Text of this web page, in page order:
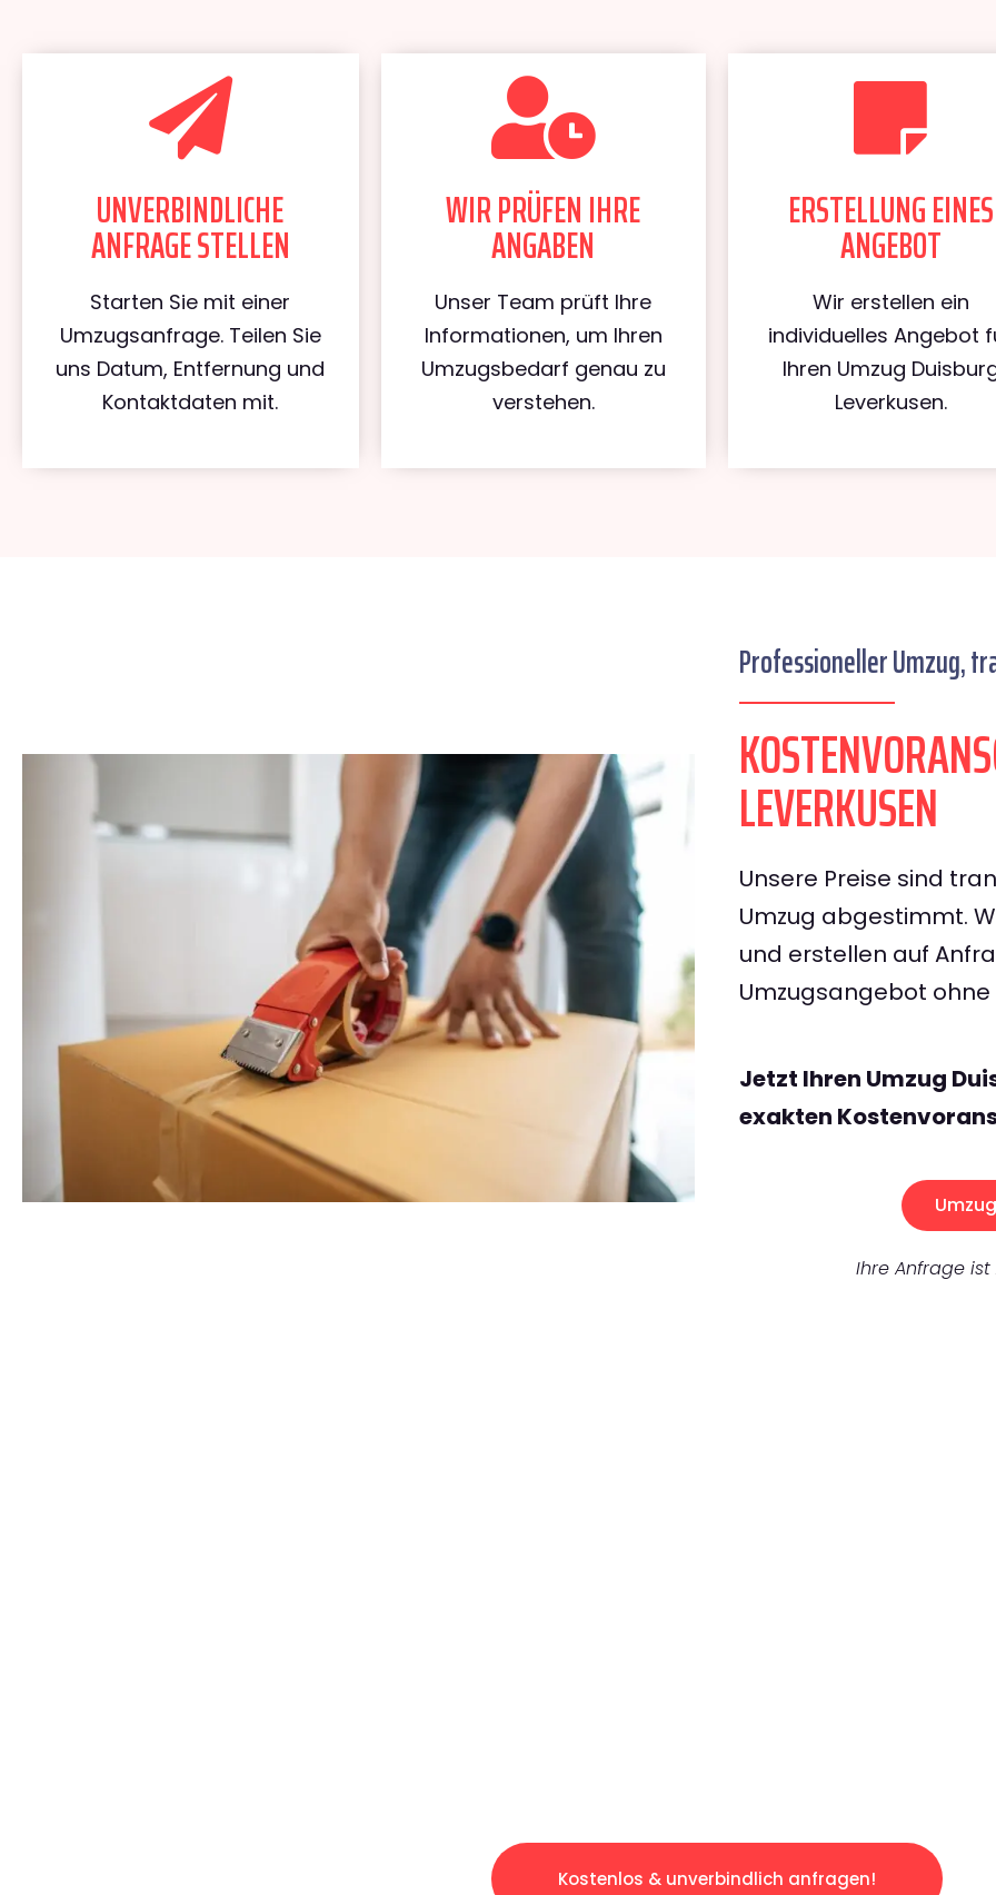
UNVERBINDLICHE
ANFRAGE STELLEN
Starten Sie mit einer
Umzugsanfrage. Teilen Sie
uns Datum, Entfernung und
Kontaktdaten mit.
WIR PRÜFEN IHRE
ANGABEN
Unser Team prüft Ihre
Informationen, um Ihren
Umzugsbedarf genau zu
verstehen.
ERSTELLUNG EINES
ANGEBOT
Wir erstellen ein
individuelles Angebot
Ihren Umzug
Leverkusen.
Professioneller Umzug,
LEVERKUSEN
Unsere Preise sind
Umzug abgestimmt.
und erstellen auf
Umzugsangebot
Jetzt Ihren Umzug
exakten
Ihre Anfrage ist
Kostenlos & unverbindlich anfragen!